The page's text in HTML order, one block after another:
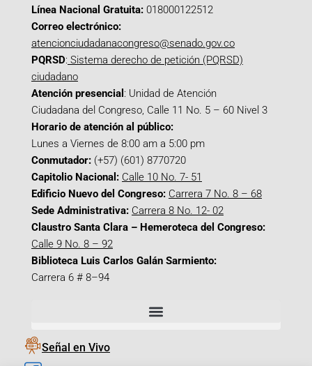
Línea Nacional Gratuita: 018000122512
Correo electrónico:
atencionciudadanacongreso@senado.gov.co
PQRSD: Sistema derecho de petición (PQRSD)
ciudadano
Atención presencial : Unidad de Atención
Ciudadana del Congreso, Calle 11 No. 5 – 60 Nivel 3
Horario de atención al público:
Lunes a Viernes de 8:00 am a 5:00 pm
Conmutador: (+57) (601) 8770720
Capitolio Nacional: Calle 10 No. 7- 51
Edificio Nuevo del Congreso: Carrera 7 No. 8 – 68
Sede Administrativa: Carrera 8 No. 12- 02
Claustro Santa Clara – Hemeroteca del Congreso:
Calle 9 No. 8 – 92
Biblioteca Luis Carlos Galán Sarmiento:
Carrera 6 # 8–94
Señal en Vivo